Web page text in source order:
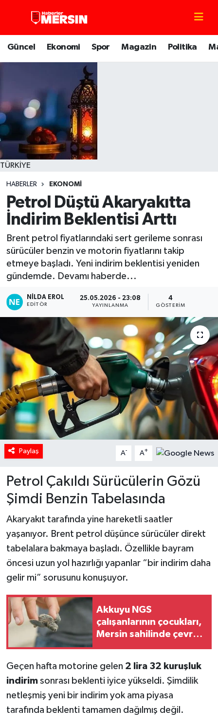
Güncel Ekonomi Spor Magazin Politika
TÜRKİYE
HABERLER EKONOMİ
Petrol Düştü Akaryakıtta
İndirim Beklentisi Arttı
Brent petrol fiyatlarındaki sert gerileme sonrası
sürücüler benzin ve motorin fiyatlarını takip
etmeye başladı. Yeni indirim beklentisi yeniden
gündemde. Devamı haberde...
NILDA EROL
EDITÖR
25.05.2026 - 23:08
YAYINLANMA
4
GÖSTERIM
Paylaş A- A+
Petrol Çakıldı Sürücülerin Gözü
Şimdi Benzin Tabelasında
Akaryakıt tarafında yine hareketli saatler
yaşanıyor. Brent petrol düşünce sürücüler direkt
tabelalara bakmaya başladı. Özellikle bayram
öncesi uzun yol hazırlığı yapanlar “bir indirim daha
gelir mi” sorusunu konuşuyor.
Akkuyu NGS
çalışanlarının çocukları,
Mersin sahilinde çevre
Geçen hafta motorine gelen 2 lira 32 kuruşluk
indirimsonrası beklenti iyice yükseldi. Şimdilik
netleşmiş yeni bir indirim yok ama piyasa
tarafında beklenti tamamen dağılmış değil.
Mersin Nöbetçi Eczaneler
Mersin Hava Durumu
Mersin Trafik Yoğunluk Haritası
Süper Lig Puan Durumu ve Fikstür
Tüm Manşetler
Son Dakika Haberleri
Haber Arşivi